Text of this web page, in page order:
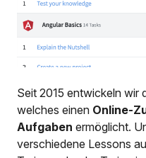
Seit 2015 entwickeln wir
welches einen Online-
Aufgaben ermöglicht.
verschiedene Lessons